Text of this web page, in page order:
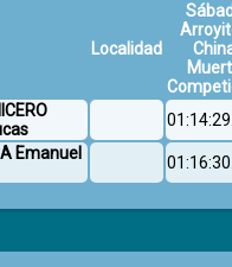
Localidad
Emanuel